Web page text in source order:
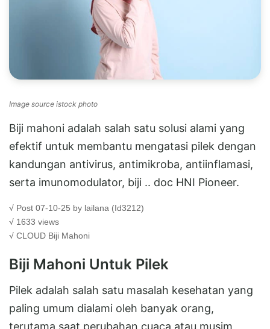
Image source istock photo
Biji mahoni adalah salah satu solusi alami yang
efektif untuk membantu mengatasi pilek dengan
kandungan antivirus, antimikroba, antiinflamasi,
serta imunomodulator, biji .. doc HNI Pioneer.
√ Post 07-10-25 by lailana (Id3212)
√ 1633 views
√ CLOUD Biji Mahoni
Biji Mahoni Untuk Pilek
Pilek adalah salah satu masalah kesehatan yang
paling umum dialami oleh banyak orang,
terutama saat perubahan cuaca atau musim